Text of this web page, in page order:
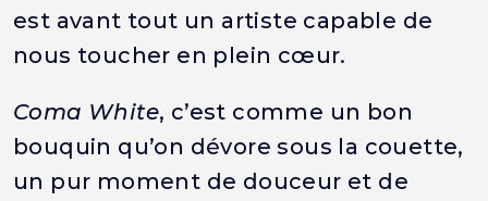
est avant tout un artiste capable de
nous toucher en plein cœur.
Coma White, c’est comme un bon
bouquin qu’on dévore sous la couette,
un pur moment de douceur et de